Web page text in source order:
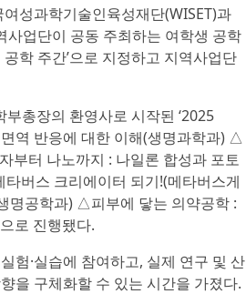
성과학기술인육성재단(WISET)과
업단이 공동 주최하는 여학생 공학
학 주간’으로 지정하고 지역사업단
총장의 환영사로 시작된 ‘2025
역 반응에 대한 이해(생명과학과) △
부터 나노까지 : 나일론 합성과 포토
버스 크리에이터 되기!(메타버스게
명공학과) △피부에 닿는 의약공학 :
로 진행됐다.
험·실습에 참여하고, 실제 연구 및 산
을 구체화할 수 있는 시간을 가졌다.